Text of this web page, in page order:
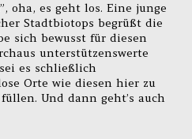
oha, es geht los. Eine junge
Stadtbiotops begrüßt die
sich bewusst für diesen
unterstützenswerte
es schließlich
Orte wie diesen hier zu
Und dann geht’s auch